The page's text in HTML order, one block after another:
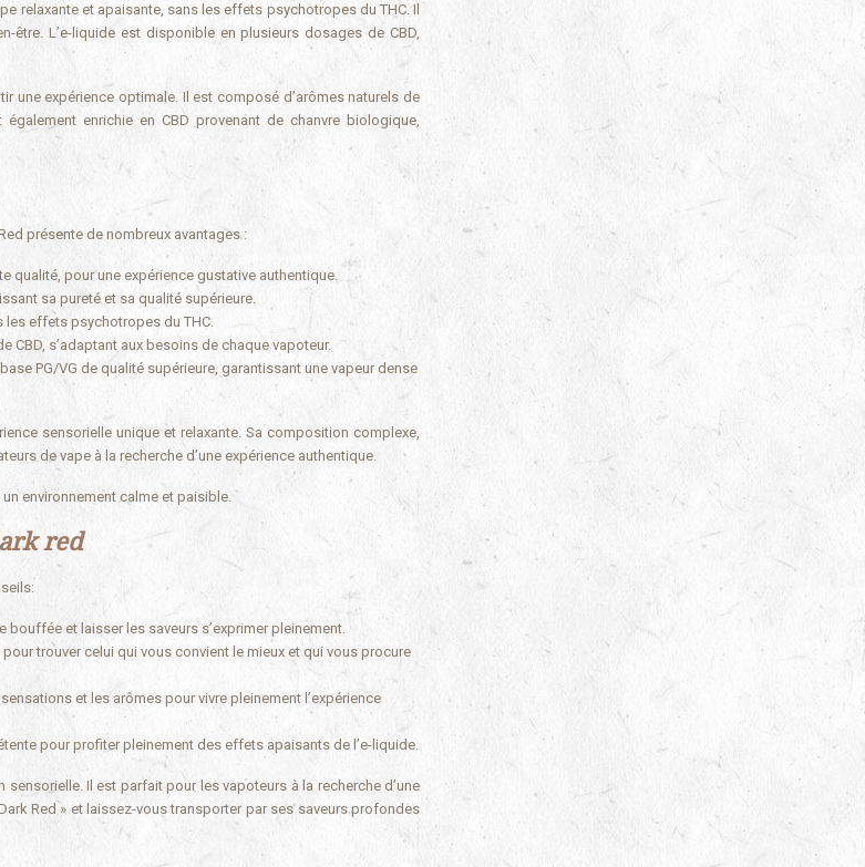
relaxante et apaisante, sans les effets psychotropes du THC. Il
L’e-liquide est disponible en plusieurs dosages de CBD,
une expérience optimale. Il est composé d’arômes naturels de
enrichie en CBD provenant de chanvre biologique,
présente de nombreux avantages :
qualité, pour une expérience gustative authentique.
sa pureté et sa qualité supérieure.
les effets psychotropes du THC.
CBD, s’adaptant aux besoins de chaque vapoteur.
PG/VG de qualité supérieure, garantissant une vapeur dense
sensorielle unique et relaxante. Sa composition complexe,
de vape à la recherche d’une expérience authentique.
environnement calme et paisible.
red
bouffée et laisser les saveurs s’exprimer pleinement.
trouver celui qui vous convient le mieux et qui vous procure
et les arômes pour vivre pleinement l’expérience
pour profiter pleinement des effets apaisants de l’e-liquide.
Il est parfait pour les vapoteurs à la recherche d’une
Red » et laissez-vous transporter par ses saveurs profondes